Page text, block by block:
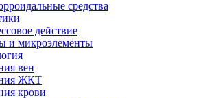
средства
действие
и микроэлементы
вен
ЖКТ
крови